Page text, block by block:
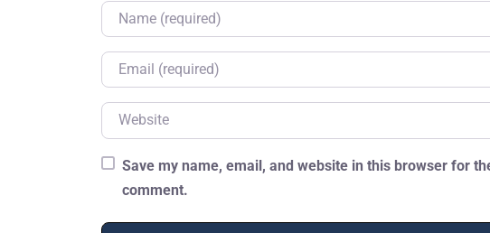
Name
Email
Website
Save my name, email, and website in this browser for
comment.